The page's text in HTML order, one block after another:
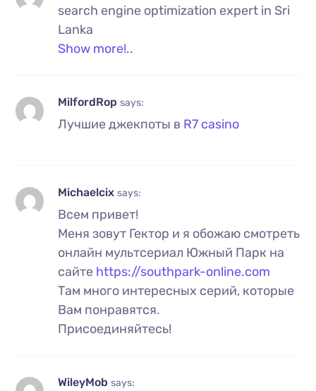
search engine optimization expert in Sri
Lanka
Show more!..
MilfordRopsays:
Лучшие джекпоты в R7 casino
Michaelcixsays:
Всем привет!
Меня зовут Гектор и я обожаю смотреть
онлайн мультсериал Южный Парк на
сайте https://southpark-online.com
Там много интересных серий, которые
Вам понравятся.
Присоединяйтесь!
WileyMobsays: